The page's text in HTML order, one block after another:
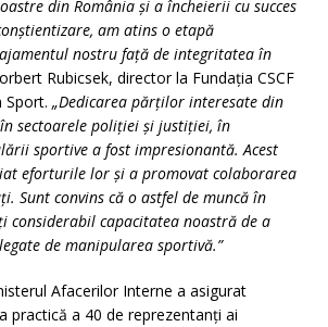
din România și a încheierii cu succes
am atins o etapă
nostru față de integritatea în
Rubicsek, director la Fundația CSCF
Sport. „Dedicarea părților interesate din
sectoarele poliției și justiției, în
sportive a fost impresionantă. Acest
eforturile lor și a promovat colaborarea
Sunt convins că o astfel de muncă în
considerabil capacitatea noastră de a
de manipularea sportivă.”
Afacerilor Interne a asigurat
practică a 40 de reprezentanți ai